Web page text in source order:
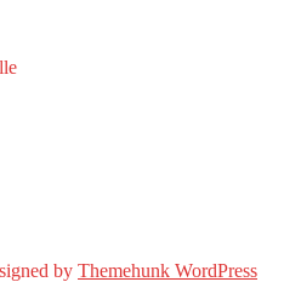
by Themehunk WordPress